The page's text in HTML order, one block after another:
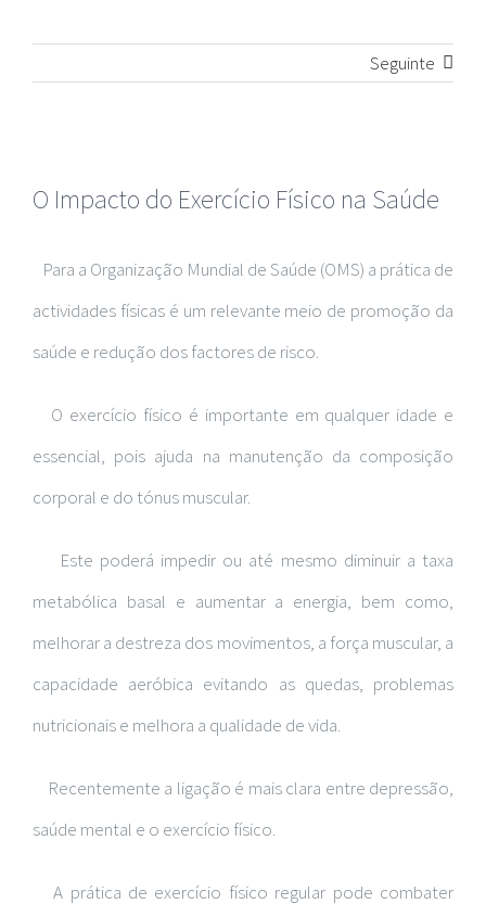
Seguinte
Larger
O Impacto do Exercício Físico na Saúde
Para a Organização Mundial de Saúde (OMS) a prática de
actividades físicas é um relevante meio de promoção da
saúde e redução dos factores de risco.
O exercício físico é importante em qualquer idade e
essencial, pois ajuda na manutenção da composição
corporal e do tónus muscular.
Este poderá impedir ou até mesmo diminuir a taxa
metabólica basal e aumentar a energia, bem como,
melhorar a destreza dos movimentos, a força muscular, a
capacidade aeróbica evitando as quedas, problemas
nutricionais e melhora a qualidade de vida.
Recentemente a ligação é mais clara entre depressão,
saúde mental e o exercício físico.
A prática de exercício físico regular pode combater